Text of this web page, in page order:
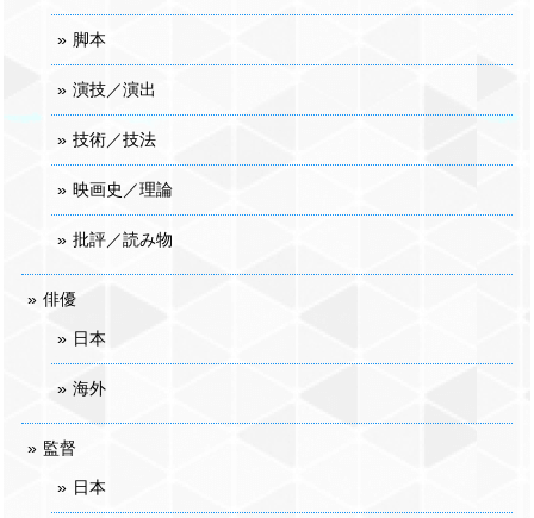
脚本
演技／演出
技術／技法
映画史／理論
批評／読み物
俳優
日本
海外
監督
日本